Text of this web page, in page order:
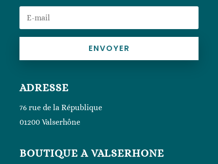
ENVOYER
ADRESSE
76 rue de la République
01200 Valserhône
BOUTIQUE A VALSERHONE